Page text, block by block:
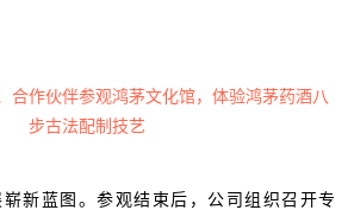
合作伙伴参观鸿茅文化馆，体验鸿茅药酒八
步古法配制技艺
新蓝图。参观结束后，公司组织召开专